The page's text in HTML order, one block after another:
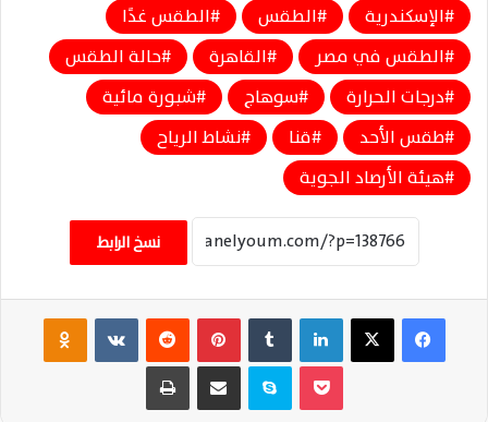
الإسكندرية
الطقس
الطقس غدًا
الطقس في مصر
القاهرة
حالة الطقس
درجات الحرارة
سوهاج
شبورة مائية
طقس الأحد
قنا
نشاط الرياح
هيئة الأرصاد الجوية
نسخ الرابط
فيسبوك ‫X لينكدإن بينتيريست ‏VKontakte
سكايب مشاركة عبر البريد طباعة